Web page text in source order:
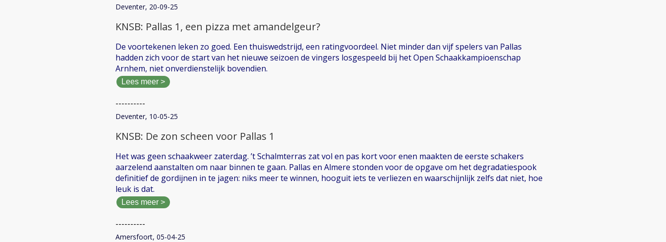
Deventer, 20-09-25
KNSB: Pallas 1, een pizza met amandelgeur?
De voortekenen leken zo goed. Een thuiswedstrijd, een ratingvoordeel. Niet minder dan vijf spelers van Pallas
hadden zich voor de start van het nieuwe seizoen de vingers losgespeeld bij het Open Schaakkampioenschap
Arnhem, niet onverdienstelijk bovendien.
Lees meer >
----------
Deventer, 10-05-25
KNSB: De zon scheen voor Pallas 1
Het was geen schaakweer zaterdag. ’t Schalmterras zat vol en pas kort voor enen maakten de eerste schakers
aarzelend aanstalten om naar binnen te gaan. Pallas en Almere stonden voor de opgave om het degradatiespook
definitief de gordijnen in te jagen: niks meer te winnen, hooguit iets te verliezen en waarschijnlijk zelfs dat niet, hoe
leuk is dat.
Lees meer >
----------
Amersfoort, 05-04-25